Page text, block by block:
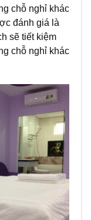
chỗ nghỉ khác
đánh giá là
sẽ tiết kiệm
chỗ nghỉ khác